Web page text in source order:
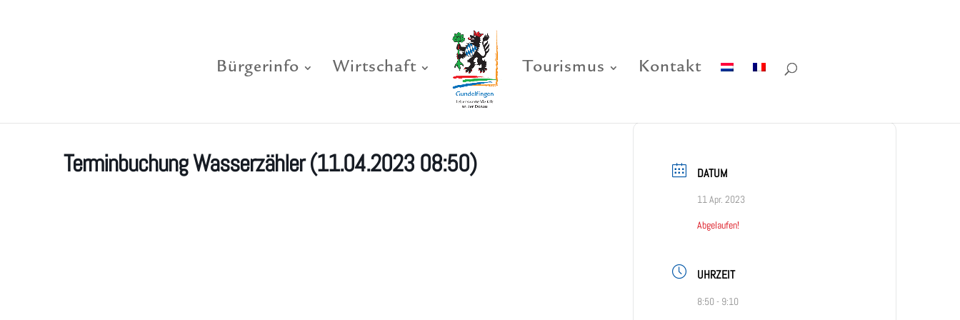
Bürgerinfo Wirtschaft Tourismus Kontakt
Terminbuchung Wasserzähler (11.04.2023 08:50) DATUM
11 Apr. 2023
Abgelaufen!
UHRZEIT
8:50 - 9:10